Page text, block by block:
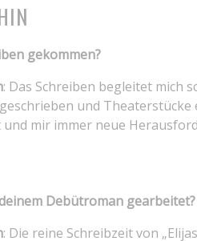
gekommen?
: Das Schreiben begleitet mich
und
mir immer neue
Debütroman gearbeitet?
: Die reine Schreibzeit von